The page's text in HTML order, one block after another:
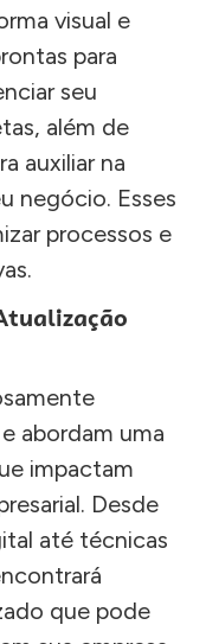
visual e
para
seu
além de
auxiliar na
negócio. Esses
processos e
abordam uma
impactam
Desde
até técnicas
que pode